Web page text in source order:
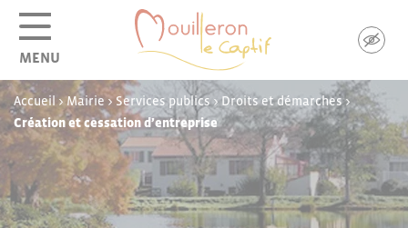
MENU
Accueil >Mairie> Services publics>Droits et démarches>
Création et cessation d’entreprise
Panneau de gestion des cookies